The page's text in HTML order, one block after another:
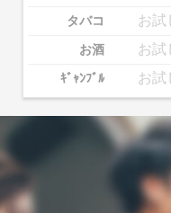
タバコ お試
お酒 お試
ｷﾞｬﾝﾌﾞﾙ お試